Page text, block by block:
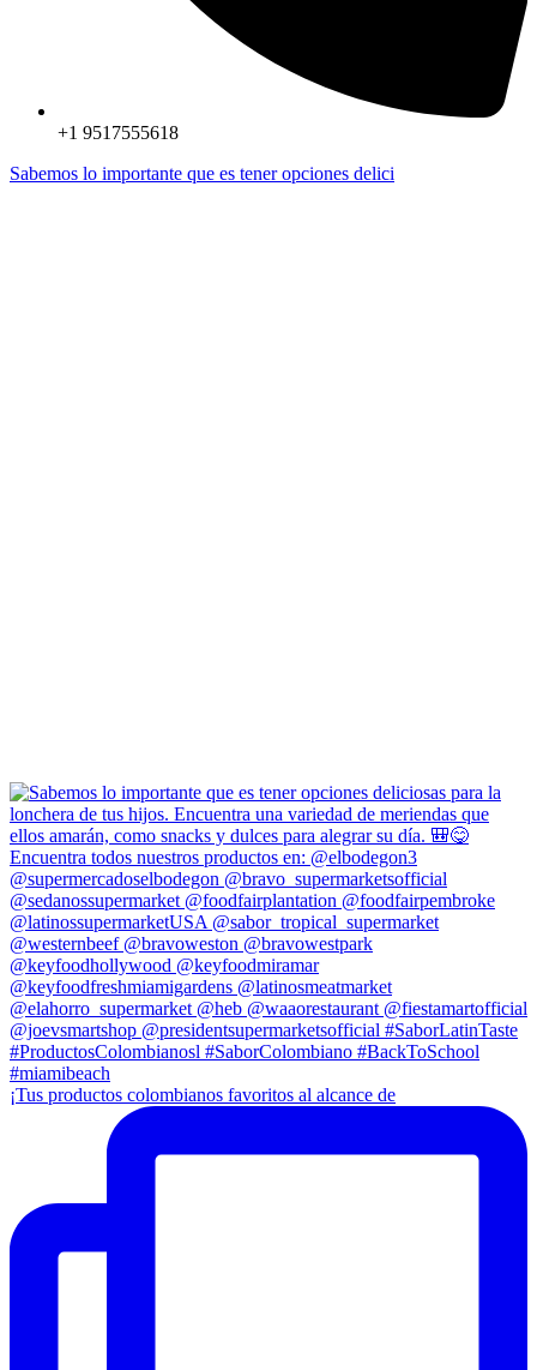
+1 9517555618
Sabemos lo importante que es tener opciones delici
¡Tus productos colombianos favoritos al alcance de